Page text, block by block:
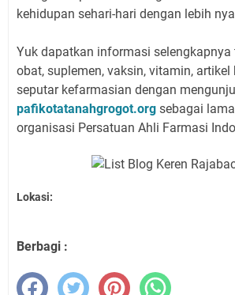
kehidupan sehari-hari dengan lebih
Yuk dapatkan informasi selengkapnya
obat, suplemen, vaksin, vitamin, artikel
seputar kefarmasian dengan
pafikotatanahgrogot.org sebagai
organisasi Persatuan Ahli Farmasi
Lokasi:
Berbagi :